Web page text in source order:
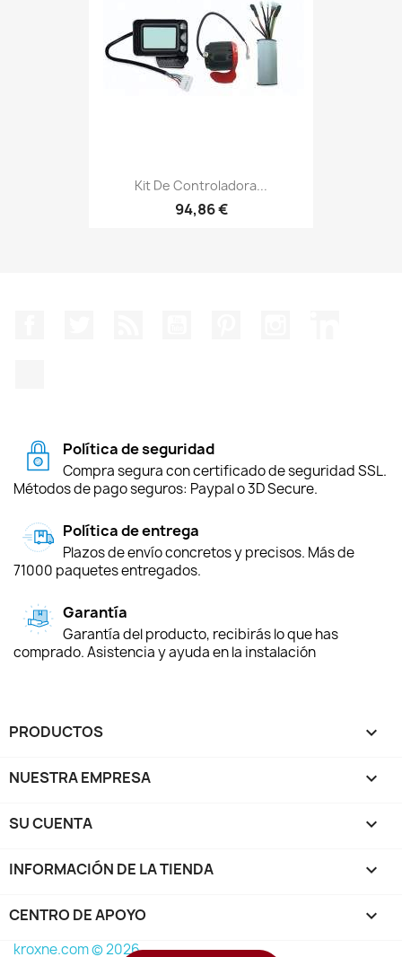
Kit De Controladora...
94,86 €
Política de seguridad
Compra segura con certificado de seguridad SSL.
Métodos de pago seguros: Paypal o 3D Secure.
Política de entrega
Plazos de envío concretos y precisos. Más de
71000 paquetes entregados.
Garantía
Garantía del producto, recibirás lo que has
comprado. Asistencia y ayuda en la instalación
PRODUCTOS 
NUESTRA EMPRESA 
SU CUENTA 
INFORMACIÓN DE LA TIENDA keyboard_arrow_down
CENTRO DE APOYO 
kroxne.com © 2026